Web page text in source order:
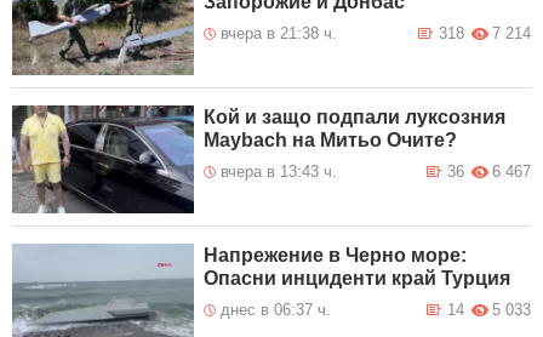
вчера в 21:38 ч. 7 214
318
Кой и защо подпали луксозния
Maybach на Митьо Очите?
вчера в 13:43 ч. 6 467
36
Напрежение в Черно море:
Опасни инциденти край Турция
днес в 06:37 ч. 5 033
14